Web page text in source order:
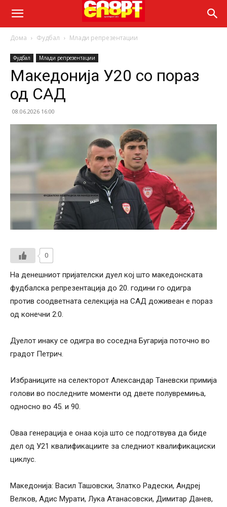
Дома Фудбал Млади репрезентации
Фудбал Млади репрезентации
Македонија У20 со пораз
од САД
08.06.2026 16:00
0
На денешниот пријателски дуел кој што македонската
фудбалска репрезентација до 20. години го одигра
против соодветната селекција на САД доживеан е пораз
од конечни 2:0.
Дуелот инаку се одигра во соседна Бугарија поточно во
градот Петрич.
Избраниците на селекторот Александар Таневски примија
голови во последните моменти од двете полувремиња,
односно во 45. и 90.
Оваа генерација е онаа која што се подготвува да биде
дел од У21 квалификациите за следниот квалификациски
циклус.
Македонија: Васил Ташовски, Златко Радески, Андреј
Велков, Адис Мурати, Лука Атанасовски, Димитар Данев,